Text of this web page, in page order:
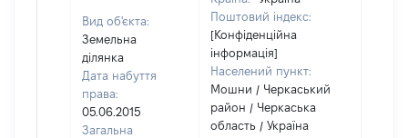
Вид об'єкта:
Земельна
ділянка
Дата набуття
права:
05.06.2015
Загальна
Поштовий індекс:
[Конфіденційна
інформація]
Населений пункт:
Мошни / Черкаський
район / Черкаська
область / Україна